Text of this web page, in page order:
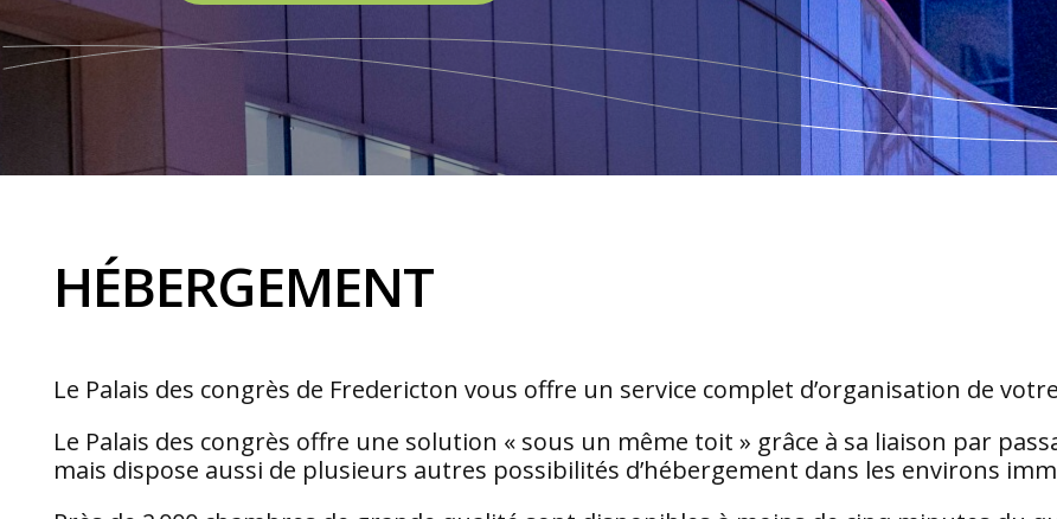
HÉBERGEMENT
Le Palais des congrès de Fredericton vous offre un service complet d’organisation de
Le Palais des congrès offre une solution « sous un même toit » grâce à sa liaison par
mais dispose aussi de plusieurs autres possibilités d’hébergement dans les environs